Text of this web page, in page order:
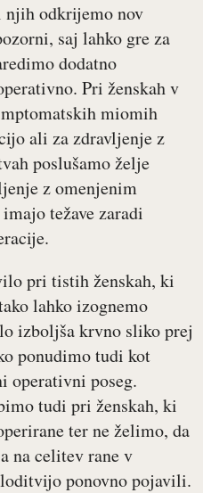
njih odkrijemo nov
saj lahko gre za
dodatno
Pri ženskah v
miomih
ali za zdravljenje z
poslušamo želje
z omenjenim
težave zaradi
pri tistih ženskah, ki
lahko izognemo
izboljša krvno sliko prej
ponudimo tudi kot
operativni poseg.
tudi pri ženskah, ki
ter ne želimo, da
na celitev rane v
ponovno pojavili.